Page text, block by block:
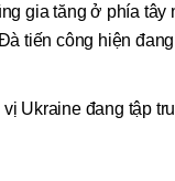
gia tăng ở phía
tiến công hiện
Ukraine đang tập